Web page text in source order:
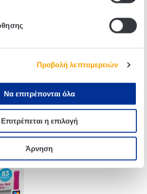
Προβολή λεπτομερειών
Να επιτρέπονται όλα
Επιτρέπεται η επιλογή
Άρνηση
Pops
Kellogg’s Extra Granola
Κλασική 450g